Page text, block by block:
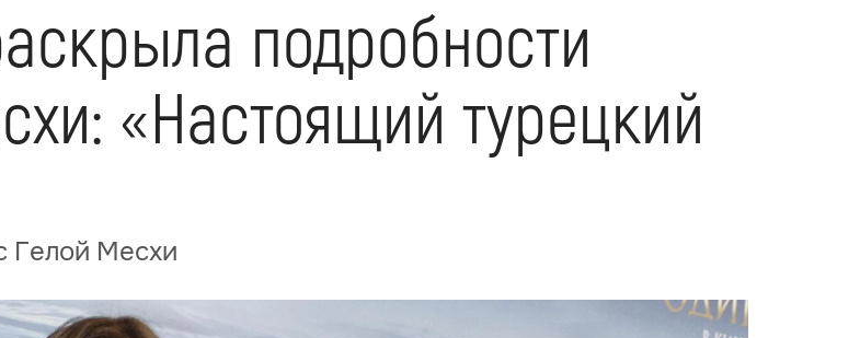
подробности
«Настоящий турецкий
Гелой Месхи